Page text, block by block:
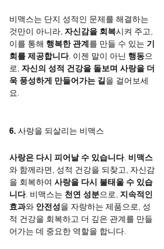
비맥스는 단지 성적인 문제를 해결하는
것만이 아니라, 자신감을 회복시켜 주고,
이를 통해 행복한 관계를 만들 수 있는 기
회를 제공합니다. 이젠 말이 아닌 행동으
로, 자신의 성적 건강을 돌보며 사랑을 더
욱 풍성하게 만들어가는 길을 걸어보세
요.
6. 사랑을 되살리는 비맥스
사랑은 다시 피어날 수 있습니다. 비맥스
와 함께라면, 성적 건강을 되찾고, 자신감
을 회복하여 사랑을 다시 불태울 수 있습
니다. 비맥스는 천연 성분으로, 지속적인
효과와 안전성을 자랑하는 제품으로, 성
적 건강을 회복하고 더 깊은 관계를 만들
어가는 데 중요한 역할을 합니다.